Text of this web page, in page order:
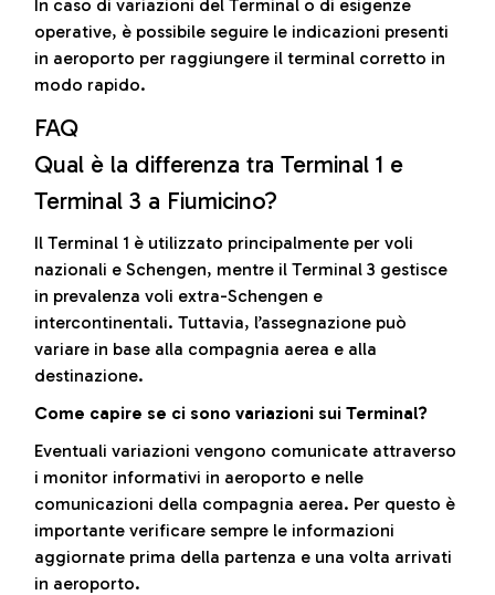
In caso di variazioni del Terminal o di esigenze
operative, è possibile seguire le indicazioni presenti
in aeroporto per raggiungere il terminal corretto in
modo rapido.
FAQ
Qual è la differenza tra Terminal 1 e
Terminal 3 a Fiumicino?
Il Terminal 1 è utilizzato principalmente per voli
nazionali e Schengen, mentre il Terminal 3 gestisce
in prevalenza voli extra-Schengen e
intercontinentali. Tuttavia, l’assegnazione può
variare in base alla compagnia aerea e alla
destinazione.
Come capire se ci sono variazioni sui Terminal?
Eventuali variazioni vengono comunicate attraverso
i monitor informativi in aeroporto e nelle
comunicazioni della compagnia aerea. Per questo è
importante verificare sempre le informazioni
aggiornate prima della partenza e una volta arrivati
in aeroporto.